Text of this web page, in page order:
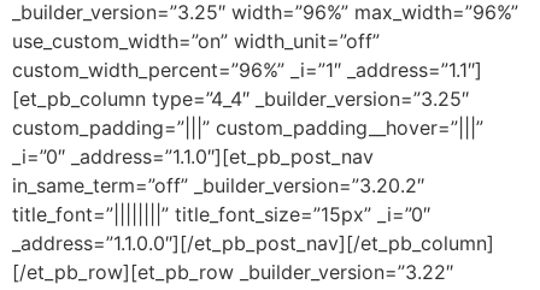
_builder_version=”3.25″ width=”96%” max_width=”96%”
use_custom_width=”on” width_unit=”off”
custom_width_percent=”96%” _i=”1″ _address=”1.1″]
[et_pb_column type=”4_4″ _builder_version=”3.25″
custom_padding=”|||” custom_padding__hover=”|||”
_i=”0″ _address=”1.1.0″][et_pb_post_nav
in_same_term=”off” _builder_version=”3.20.2″
title_font=”||||||||” title_font_size=”15px” _i=”0″
_address=”1.1.0.0″][/et_pb_post_nav][/et_pb_column]
[/et_pb_row][et_pb_row _builder_version=”3.22″